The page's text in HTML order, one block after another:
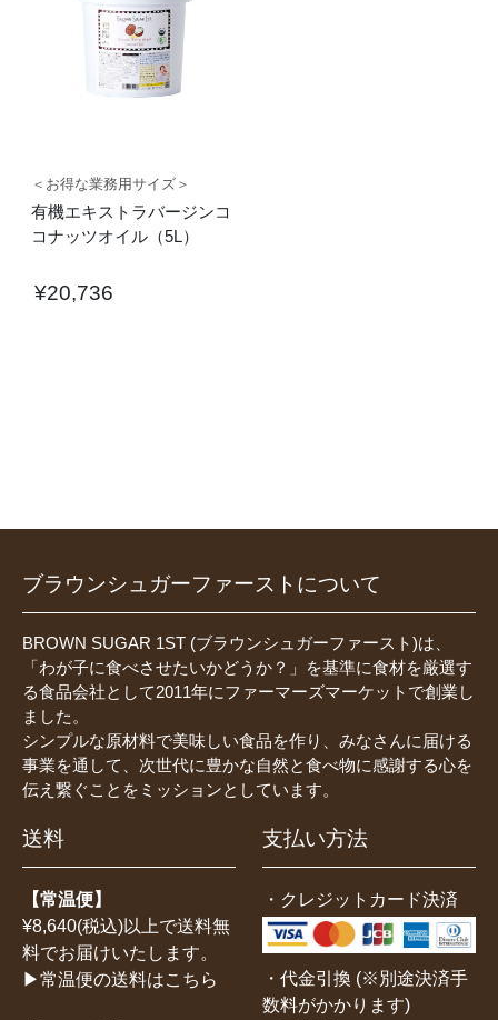
＜お得な業務用サイズ＞
有機エキストラバージンコ
コナッツオイル（5L）
¥20,736
ブラウンシュガーファーストについて
BROWN SUGAR 1ST (ブラウンシュガーファースト)は、
「わが子に食べさせたいかどうか？」を基準に食材を厳選す
る食品会社として2011年にファーマーズマーケットで創業し
ました。
シンプルな原材料で美味しい食品を作り、みなさんに届ける
事業を通して、次世代に豊かな自然と食べ物に感謝する心を
伝え繋ぐことをミッションとしています。
送料
【常温便】
¥8,640(税込)以上で送料無
料でお届けいたします。
▶常温便の送料はこちら
支払い方法
・クレジットカード決済
・代金引換 (※別途決済手
数料がかかります)